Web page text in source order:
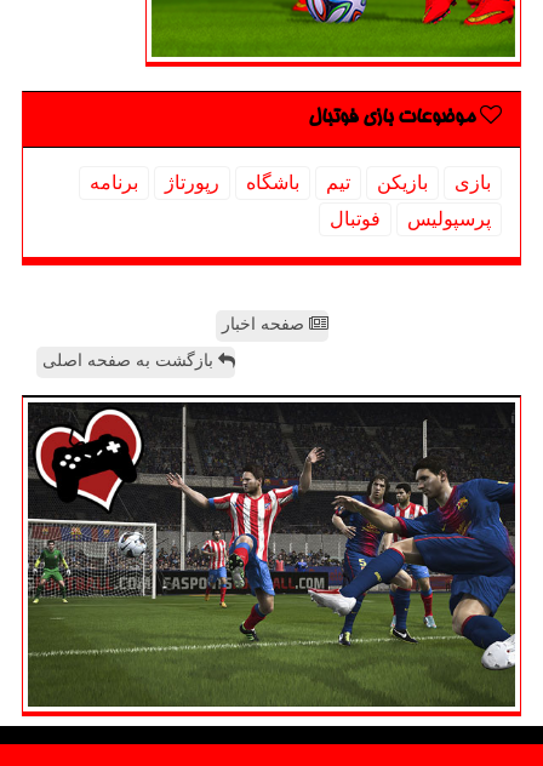
موضوعات بازی فوتبال
بازی بازیكن تیم باشگاه رپورتاژ
برنامه
پرسپولیس
فوتبال
صفحه اخبار
بازگشت به صفحه اصلی